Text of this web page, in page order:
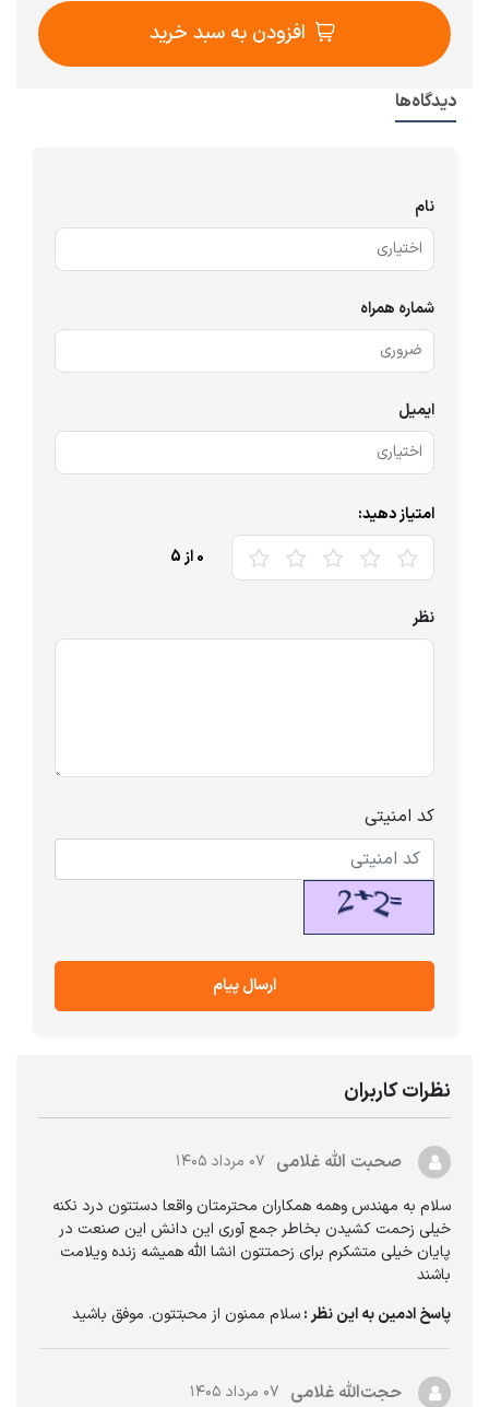
دیدگاه‌ها
نام
شماره همراه
ایمیل
امتیاز دهید:
0از 5
نظر
کد امنیتی
ارسال پیام
نظرات کاربران
صحبت الله غلامی ۰۷ مرداد ۱۴۰۵
سلام به مهندس وهمه همکاران محترمتان واقعا دستتون درد نکنه
خیلی زحمت کشیدن بخاطر جمع آوری این دانش این صنعت در
پایان خیلی متشکرم برای زحمتتون انشا الله همیشه زنده ویلامت
باشند
پاسخ ادمین به این نظر :سلام ممنون از محبتتون. موفق باشید
حجت‌الله غلامی ۰۷ مرداد ۱۴۰۵